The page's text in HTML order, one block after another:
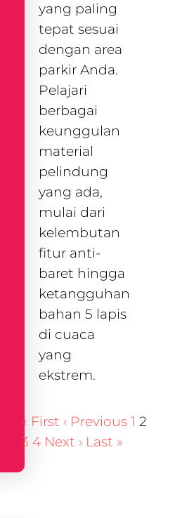
yang paling
tepat sesuai
dengan area
parkir Anda.
Pelajari
berbagai
keunggulan
material
pelindung
yang ada,
mulai dari
kelembutan
fitur anti-
baret hingga
ketangguhan
bahan 5 lapis
di cuaca
yang
ekstrem.
« First ‹ Previous 1 2
3 4 Next › Last »